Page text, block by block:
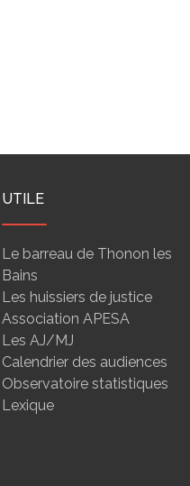
UTILE
Le barreau de Thonon les
Bains
Les huissiers de justice
Association APESA
Les AJ/MJ
Calendrier des audiences
Observatoire statistiques
Lexique